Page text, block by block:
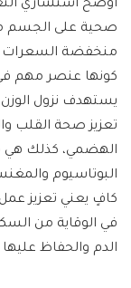
أوضح استشاري
صحية على الجسم
منخفضة السعرات
كونها عنصر مهم
يستهدف نزول
تعزيز صحة القلب
الهضمي، كذلك هي
البوتاسيوم
كافٍ يعني تعزيز
في الوقاية من
الدم والحفاظ